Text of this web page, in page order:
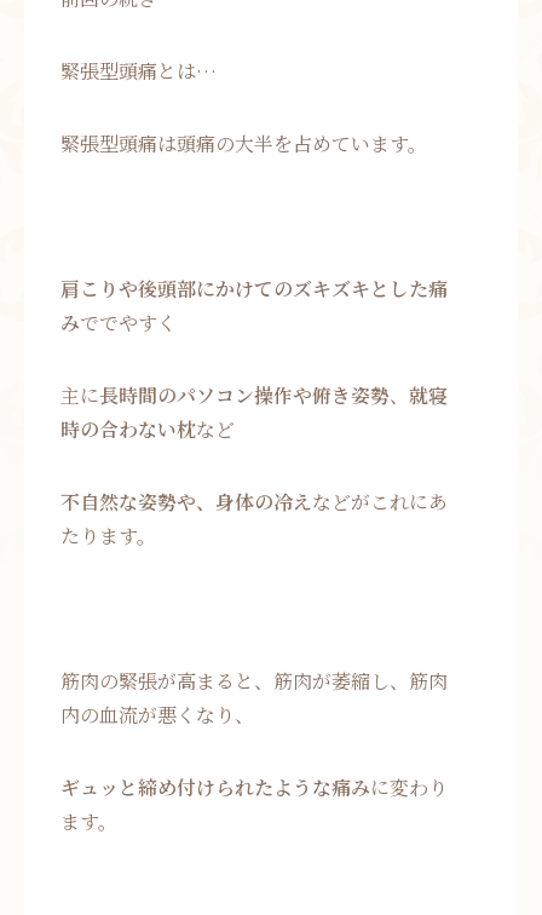
緊張型頭痛とは…
緊張型頭痛は頭痛の大半を占めています。
肩こりや後頭部にかけてのズキズキとした痛
みででやすく
主に長時間のパソコン操作や俯き姿勢、 就寝
時の合わない枕など
不自然な姿勢や、身体の冷えなどがこれにあ
たります。
筋肉の緊張が高まると、筋肉が萎縮し、筋肉
内の血流が悪くなり、
ギュッと締め付けられたような痛みに変わり
ます。